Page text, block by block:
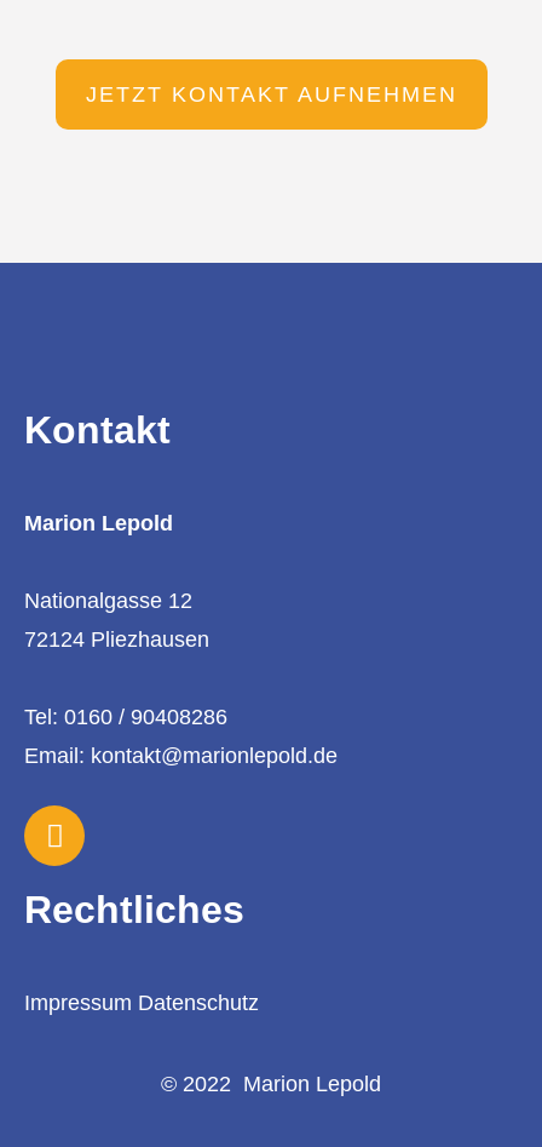
JETZT KONTAKT AUFNEHMEN
Kontakt
Marion Lepold
Nationalgasse 12
72124 Pliezhausen
Tel: 0160 / 90408286
Email: kontakt@marionlepold.de
Rechtliches
Impressum Datenschutz
© 2022 Marion Lepold